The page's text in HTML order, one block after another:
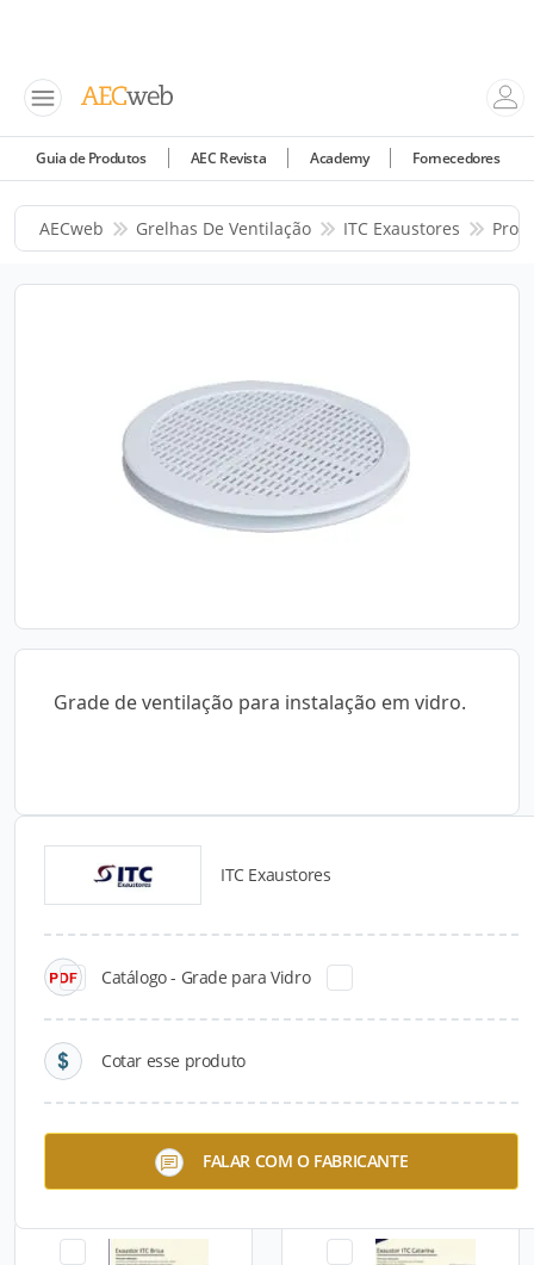
Guia de Produtos AEC Revista Academy Fornecedores
AECweb Grelhas De Ventilação ITC Exaustores
Grade de ventilação para instalação em vidro.
ITC Exaustores
Catálogo - Grade para Vidro
Cotar esse produto
FALAR COM O FABRICANTE
Catálogos para Download